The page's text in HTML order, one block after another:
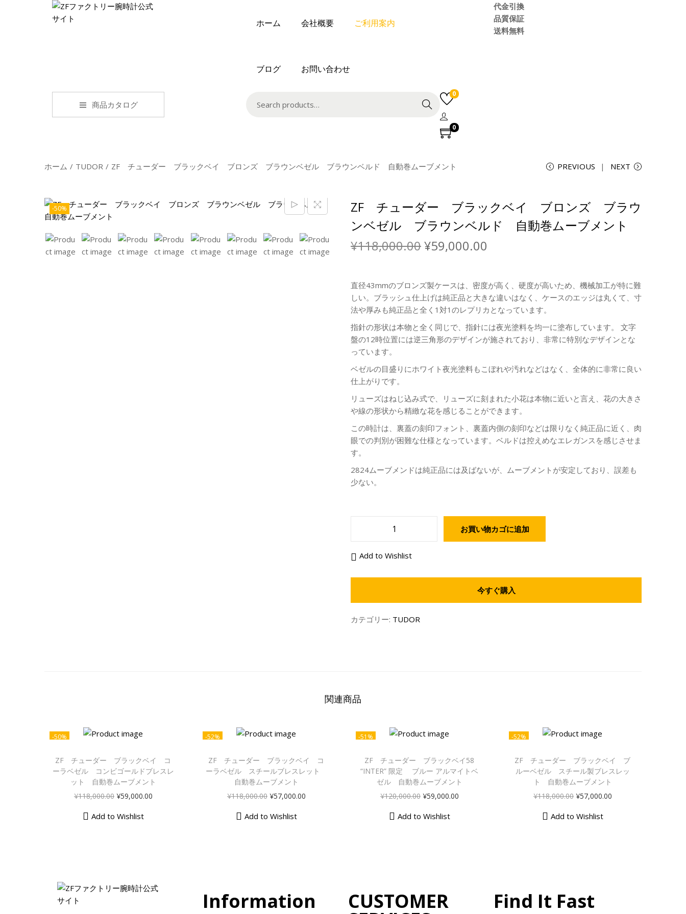
ホーム 会社概要 ご利用案内
ブログ お問い合わせ
代金引換
品質保証
送料無料
商品カタログ Search
0
0
ホーム / TUDOR / ZF チューダー ブラックベイ ブロンズ ブラウンベゼル ブラウンベルド 自動巻ムーブメント PREVIOUS NEXT
-50%
ZF チューダー ブラックベイ ブロンズ ブラウ
ンベゼル ブラウンベルド 自動巻ムーブメント
¥118,000.00¥59,000.00
直径43mmのブロンズ製ケースは、密度が高く、硬度が高いため、機械加工が特に難
しい。ブラッシュ仕上げは純正品と大きな違いはなく、ケースのエッジは丸くて、寸
法や厚みも純正品と全く1対1のレプリカとなっています。
指針の形状は本物と全く同じで、指針には夜光塗料を均一に塗布しています。 文字
盤の12時位置には逆三角形のデザインが施されており、非常に特別なデザインとな
っています。
ベゼルの目盛りにホワイト夜光塗料もこぼれや汚れなどはなく、全体的に非常に良い
仕上がりです。
リューズはねじ込み式で、リューズに刻まれた小花は本物に近いと言え、花の大きさ
や線の形状から精緻な花を感じることができます。
この時計は、裏蓋の刻印フォント、裏蓋内側の刻印などは限りなく純正品に近く、肉
眼での判別が困難な仕様となっています。ベルドは控えめなエレガンスを感じさせま
す。
2824ムーブメンドは純正品には及ばないが、ムーブメントが安定しており、誤差も
少ない。
お買い物カゴに追加
Add to Wishlist
今すぐ購入
カテゴリー: TUDOR
関連商品
-50%
ZF チューダー ブラックベイ コ
ーラベゼル コンビゴールドブレスレ
ット 自動巻ムーブメント
¥118,000.00 ¥59,000.00
Add to Wishlist
-52%
ZF チューダー ブラックベイ コ
ーラベゼル スチールブレスレット
自動巻ムーブメント
¥118,000.00 ¥57,000.00
Add to Wishlist
-51%
ZF チューダー ブラックベイ58
“INTER” 限定 ブルー アルマイトベ
ゼル 自動巻ムーブメント
¥120,000.00 ¥59,000.00
Add to Wishlist
-52%
ZF チューダー ブラックベイ ブ
ルーベゼル スチール製ブレスレッ
ト 自動巻ムーブメント
¥118,000.00 ¥57,000.00
Add to Wishlist
Information CUSTOMER Find It Fast